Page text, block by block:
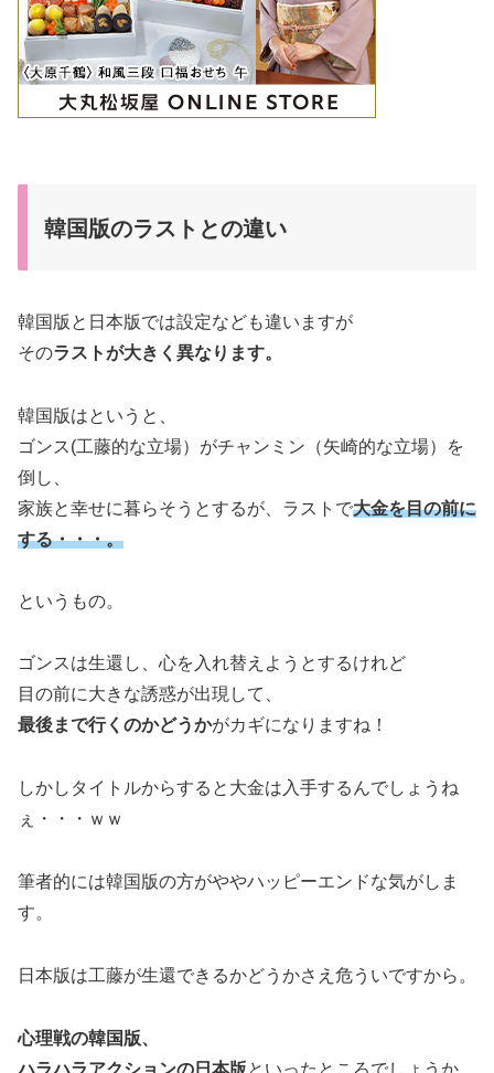
韓国版のラストとの違い
韓国版と日本版では設定なども違いますが
そのラストが大きく異なります。
韓国版はというと、
ゴンス(工藤的な立場）がチャンミン（矢崎的な立場）を
倒し、
家族と幸せに暮らそうとするが、ラストで大金を目の前に
する・・・。
というもの。
ゴンスは生還し、心を入れ替えようとするけれど
目の前に大きな誘惑が出現して、
最後まで行くのかどうかがカギになりますね！
しかしタイトルからすると大金は入手するんでしょうね
ぇ・・・ｗｗ
筆者的には韓国版の方がややハッピーエンドな気がしま
す。
日本版は工藤が生還できるかどうかさえ危ういですから。
心理戦の韓国版、
ハラハラアクションの日本版 といったところでしょうか。